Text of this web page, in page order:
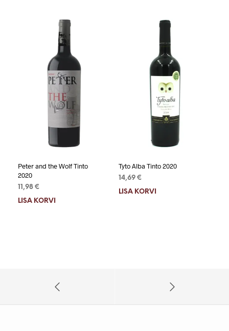
Peter and the Wolf Tinto
2020
11,98 €
LISA KORVI
Tyto Alba Tinto 2020
14,69 €
LISA KORVI